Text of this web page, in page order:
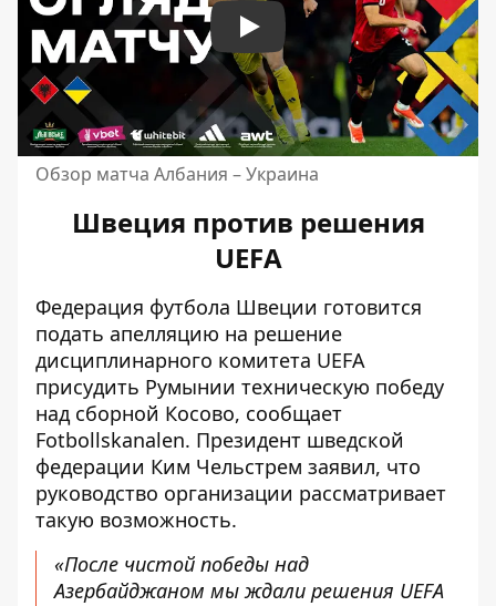
Play
Обзор матча Албания – Украина
Швеция против решения
UEFA
Федерация футбола Швеции готовится
подать апелляцию на решение
дисциплинарного комитета UEFA
присудить Румынии техническую победу
над сборной Косово, сообщает
Fotbollskanalen. Президент шведской
федерации Ким Чельстрем заявил, что
руководство организации рассматривает
такую ​​возможность.
«После чистой победы над
Азербайджаном мы ждали решения UEFA